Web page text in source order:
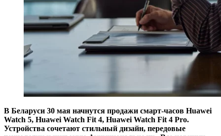
В Беларуси 30 мая начнутся продажи смарт-часов Huawei
Watch 5, Huawei Watch Fit 4, Huawei Watch Fit 4 Pro.
Устройства сочетают стильный дизайн, передовые